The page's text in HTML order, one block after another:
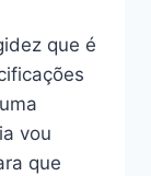
que é
vou
que